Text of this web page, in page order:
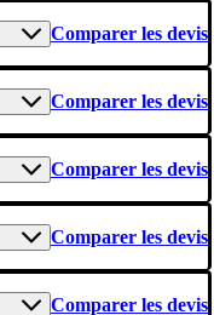
Comparer les devis
Comparer les devis
Comparer les devis
Comparer les devis
Comparer les devis